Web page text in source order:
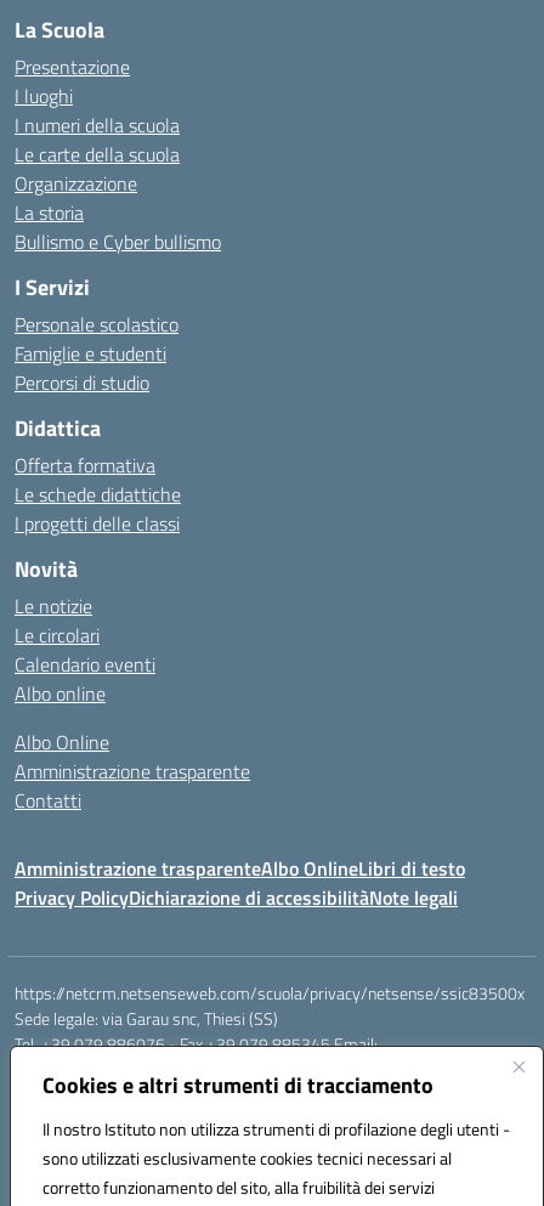
Cookies e altri strumenti di tracciamento
Il nostro Istituto non utilizza strumenti di profilazione degli utenti -
sono utilizzati esclusivamente cookies tecnici necessari al
corretto funzionamento del sito, alla fruibilità dei servizi
La Scuola
Presentazione
I luoghi
I numeri della scuola
Le carte della scuola
Organizzazione
La storia
Bullismo e Cyber bullismo
I Servizi
Personale scolastico
Famiglie e studenti
Percorsi di studio
Didattica
Offerta formativa
Le schede didattiche
I progetti delle classi
Novità
Le notizie
Le circolari
Calendario eventi
Albo online
Albo Online
Amministrazione trasparente
Contatti
Amministrazione trasparenteAlbo OnlineLibri di testo
Privacy PolicyDichiarazione di accessibilitàNote legali
https://netcrm.netsenseweb.com/scuola/privacy/netsense/ssic83500x
Sede legale: via Garau snc, Thiesi (SS)
Tel. +39 079 886076 - Fax +39 079 885345 Email:
Cod.Mecc. SSIC83500X - Cod.Fisc. 92112710907
IBAN Banco di Sardegna: IT79 V010 1585 0900 0007 0215 378
Codice IBAN IT17B0100004306TU0000032417 Numero conto
TU0000032417